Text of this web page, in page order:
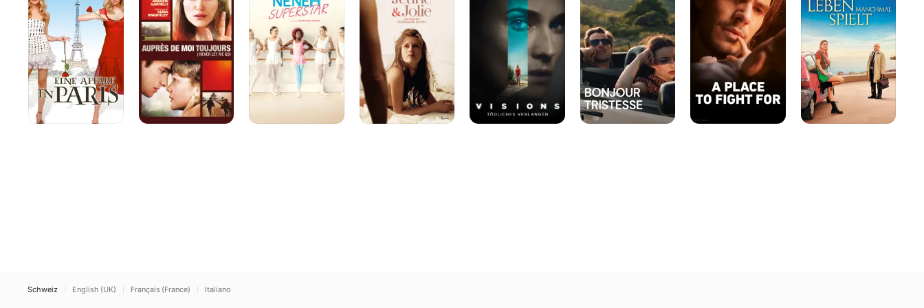
in
Paris
wir
geben
mussten
Schön
Tödliches
Verlangen
Leben
manchmal
spielt
Schweiz English (UK) Français (France) Italiano